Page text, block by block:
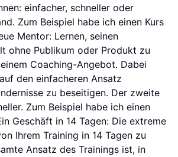
einfacher, schneller oder
Zum Beispiel habe ich einen Kurs
Mentor: Lernen, seinen
ohne Publikum oder Produkt zu
Coaching-Angebot. Dabei
den einfacheren Ansatz
zu beseitigen. Der zweite
Zum Beispiel habe ich einen
Geschäft in 14 Tagen: Die extreme
Ihrem Training in 14 Tagen zu
Ansatz des Trainings ist, in